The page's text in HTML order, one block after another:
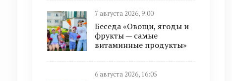
7 августа 2026, 9:00
Беседа «Овощи, ягоды и
фрукты — самые
витаминные продукты»
6 августа 2026, 16:05